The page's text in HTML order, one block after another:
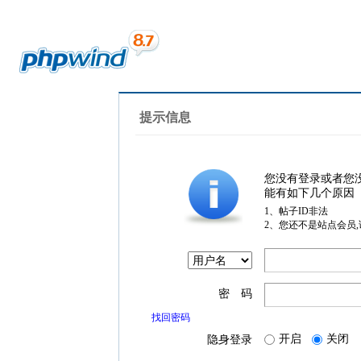
提示信息
您没有登录或者您
能有如下几个原因
1、帖子ID非法
2、您还不是站点会员
密 码
找回密码
隐身登录 开启 关闭